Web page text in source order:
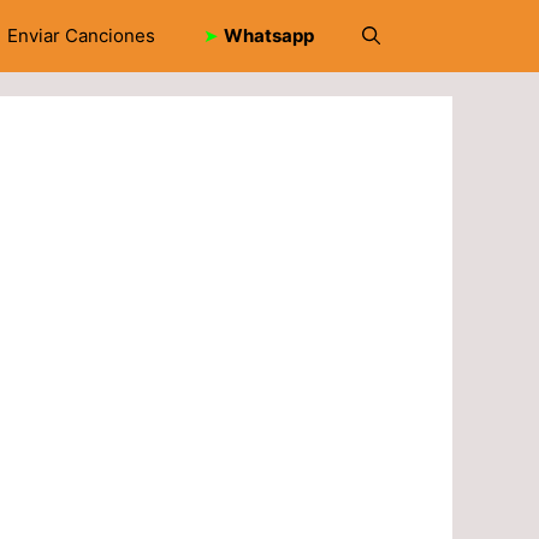
Enviar Canciones ➤ Whatsapp